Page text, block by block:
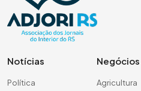
Notícias
Política
Negócios
Agricultura